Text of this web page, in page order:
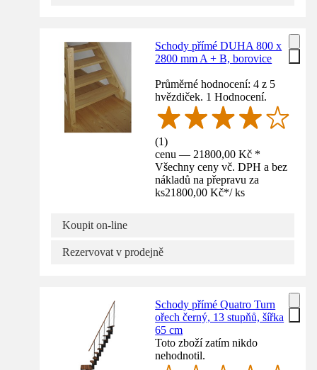
Schody přímé DUHA 800 x
2800 mm A + B, borovice
Průměrné hodnocení: 4 z 5
hvězdiček. 1 Hodnocení.
(1)
cenu — 21800,00 Kč *
Všechny ceny vč. DPH a bez
nákladů na přepravu za
ks21800,00 Kč*/ ks
Koupit on-line
Rezervovat v prodejně
Schody přímé Quatro Turn
ořech černý, 13 stupňů, šířka
65 cm
Toto zboží zatím nikdo
nehodnotil.